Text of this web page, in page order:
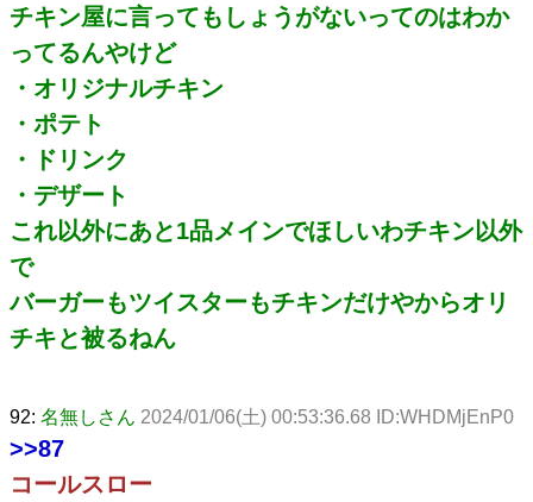
チキン屋に言ってもしょうがないってのはわか
ってるんやけど
・オリジナルチキン
・ポテト
・ドリンク
・デザート
これ以外にあと1品メインでほしいわチキン以外
で
バーガーもツイスターもチキンだけやからオリ
チキと被るねん
92: 名無しさん 2024/01/06(土) 00:53:36.68 ID:WHDMjEnP0
>>87
コールスロー